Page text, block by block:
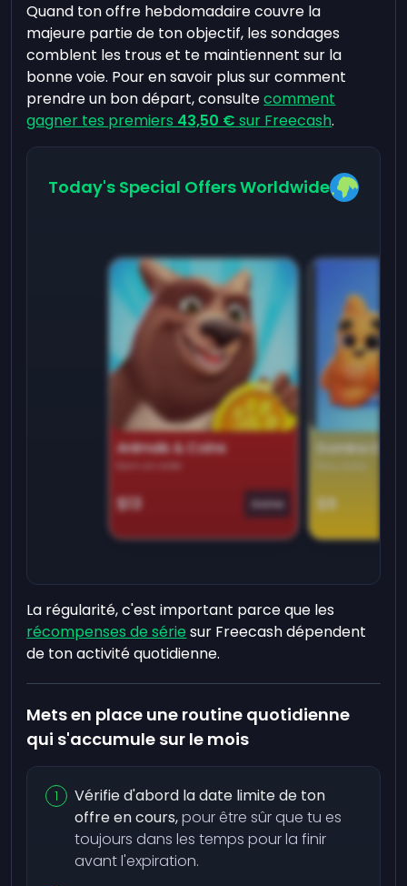
Quand ton offre hebdomadaire couvre la
majeure partie de ton objectif, les sondages
comblent les trous et te maintiennent sur la
bonne voie. Pour en savoir plus sur comment
prendre un bon départ, consultecomment
gagner tes premiers 43,50 € sur Freecash.
Today's Special Offers Worldwide
Animals & Coins
Earn on side
$13 Game
Domino
$9
La régularité, c'est important parce que les
récompenses de série sur Freecash dépendent
de ton activité quotidienne.
Mets en place une routine quotidienne
qui s'accumule sur le mois
Vérifie d'abord la date limite de ton
offre en cours,pour être sûr que tu es
toujours dans les temps pour la finir
avant l'expiration.